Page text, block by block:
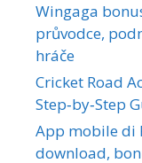
Wingaga
průvodce,
hráče
Cricket Road
Step‑by‑Step
App mobile di
download,